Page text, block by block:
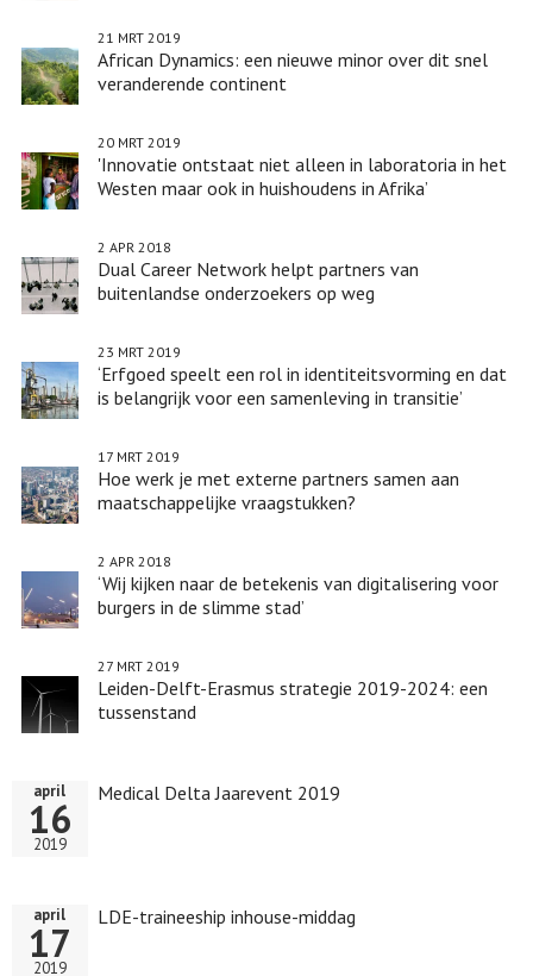
African Dynamics: een nieuwe minor over dit snel
veranderende continent
21 MRT 2019
'Innovatie ontstaat niet alleen in laboratoria in het
Westen maar ook in huishoudens in Afrika’
20 MRT 2019
Dual Career Network helpt partners van
buitenlandse onderzoekers op weg
2 APR 2018
‘Erfgoed speelt een rol in identiteitsvorming en dat
is belangrijk voor een samenleving in transitie’
23 MRT 2019
Hoe werk je met externe partners samen aan
maatschappelijke vraagstukken?
17 MRT 2019
‘Wij kijken naar de betekenis van digitalisering voor
burgers in de slimme stad’
2 APR 2018
Leiden-Delft-Erasmus strategie 2019-2024: een
tussenstand
27 MRT 2019
Medical Delta Jaarevent 2019
april
16
2019
LDE-traineeship inhouse-middag
april
17
2019